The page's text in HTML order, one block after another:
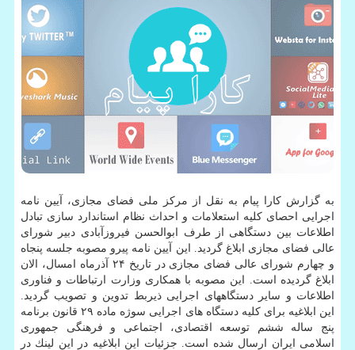
به گزارش كارا پیام به نقل از مركز ملی فضای مجازی، آیین نامه
اجرایی احصای كلیه استعلامات و احداث نظام استاندارد سازی تبادل
اطلاعات بین دستگاهی از طرف ابوالحسن فیروزآبادی دبیر شورای
عالی فضای مجازی ابلاغ گردید. این آیین نامه پیرو مصوبه جلسه پنجاه
و چهارم شورای عالی فضای مجازی در تاریخ ۲۴ آذرماه امسال، الان
ابلاغ گردیده است. این مصوبه با همكاری وزارت ارتباطات و فناوری
اطلاعات و سایر دستگاههای اجرایی ذیربط تدوین و تصویب گردید.
این ابلاغیه برای كلیه دستگاه های اجرایی سوژه ماده ۲۹ قانون برنامه
پنج ساله ششم توسعه اقتصادی، اجتماعی و فرهنگی جمهوری
اسلامی ایران ارسال شده است. جزئیات این ابلاغیه در این لینك در